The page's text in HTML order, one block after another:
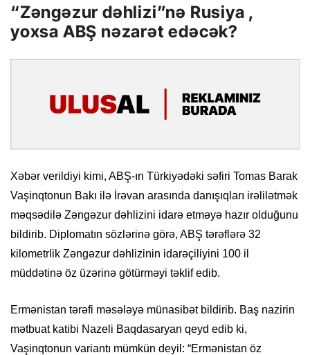
“Zəngəzur dəhlizi”nə Rusiya ,
yoxsa ABŞ nəzarət edəcək?
Xəbər verildiyi kimi, ABŞ-ın Türkiyədəki səfiri Tomas Barak
Vaşinqtonun Bakı ilə İrəvan arasında danışıqları irəlilətmək
məqsədilə Zəngəzur dəhlizini idarə etməyə hazır olduğunu
bildirib. Diplomatın sözlərinə görə, ABŞ tərəflərə 32
kilometrlik Zəngəzur dəhlizinin idarəçiliyini 100 il
müddətinə öz üzərinə götürməyi təklif edib.
Ermənistan tərəfi məsələyə münasibət bildirib. Baş nazirin
mətbuat katibi Nazeli Baqdasaryan qeyd edib ki,
Vaşinqtonun variantı mümkün deyil: “Ermənistan öz